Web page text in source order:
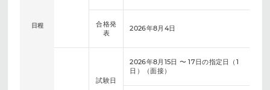
日程
合格発
表
2026年8月4日
試験日
2026年8月15日 〜 17日の指定日（1
日）（面接）